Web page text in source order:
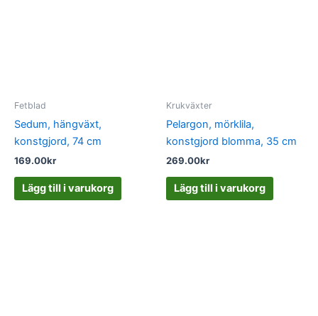
Fetblad
Sedum, hängväxt,
konstgjord, 74 cm
169.00kr
Lägg till i varukorg
Krukväxter
Pelargon, mörklila,
konstgjord blomma, 35 cm
269.00kr
Lägg till i varukorg